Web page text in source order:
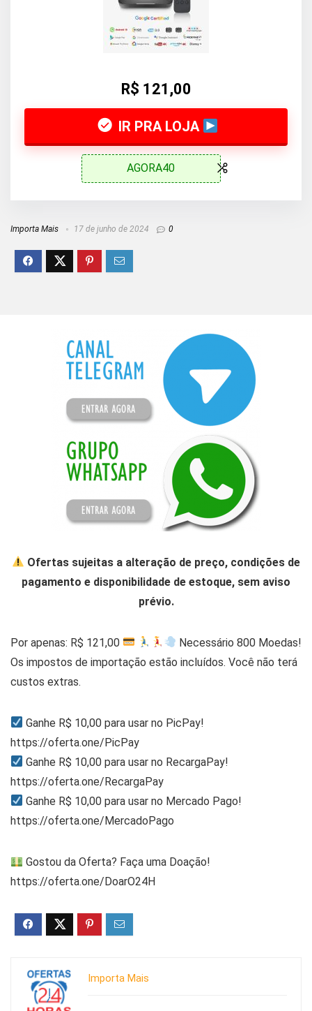
R$ 121,00
IR PRA LOJA
AGORA40
Importa Mais 17 de junho de 2024 0
Ofertas sujeitas a alteração de preço, condições de
pagamento e disponibilidade de estoque, sem aviso
prévio.
Por apenas: R$ 121,00
Necessário 800 Moedas!
Os impostos de importação estão incluídos. Você não terá
custos extras.
Ganhe R$ 10,00 para usar no PicPay!
https://oferta.one/PicPay
Ganhe R$ 10,00 para usar no RecargaPay!
https://oferta.one/RecargaPay
Ganhe R$ 10,00 para usar no Mercado Pago!
https://oferta.one/MercadoPago
Gostou da Oferta? Faça uma Doação!
https://oferta.one/DoarO24H
Importa Mais